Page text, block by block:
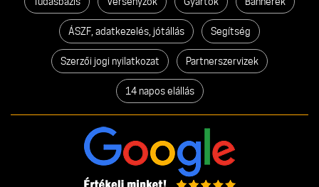
ÁSZF, adatkezelés, jótállás Segítség
Szerzői jogi nyilatkozat Partnerszervizek
14 napos elállás